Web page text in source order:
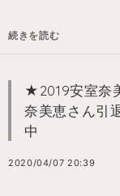
続きを読む
★2019安室奈
奈美恵さん引
中
2020/04/07 20:39